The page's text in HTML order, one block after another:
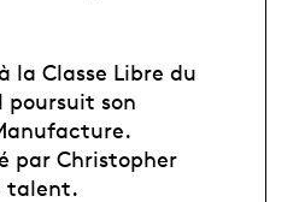
la Classe Libre du
poursuit son
par Christopher
talent.